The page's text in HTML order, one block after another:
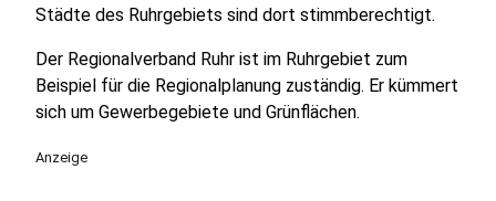
Städte des Ruhrgebiets sind dort stimmberechtigt.
Der Regionalverband Ruhr ist im Ruhrgebiet zum
Beispiel für die Regionalplanung zuständig. Er kümmert
sich um Gewerbegebiete und Grünflächen.
Anzeige